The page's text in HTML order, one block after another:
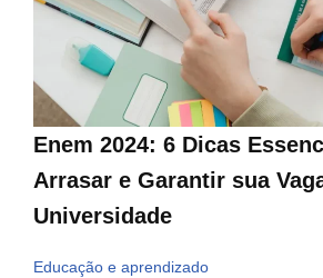
Enem 2024: 6 Dicas
Arrasar e Garantir sua
Universidade
Educação e aprendizado